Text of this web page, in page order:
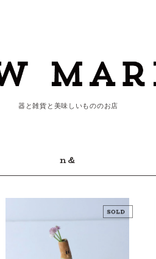
器と雑貨と美味しいもののお店
n&